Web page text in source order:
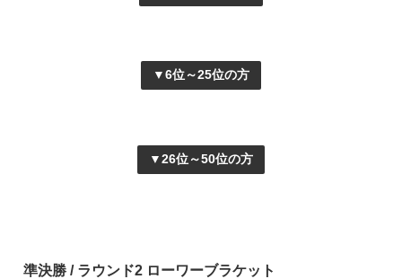
▼6位～25位の方
▼26位～50位の方
準決勝 / ラウンド2 ローワーブラケット